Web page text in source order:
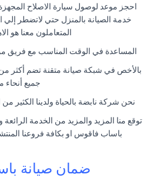
احجز موعد لوصول سيارة الاصلاح
خدمة الصيانة بالمنزل حتي لاتضطر
المتعاملون معنا هو
المساعدة في الوقت المناسب مع فريق
جميع أنحاء
نحن شركة نابضة بالحياة ولدينا الكثير من
توقع منا المزيد والمزيد من الخدمة
باساب فاقوس او بكافة فروعنا
ضمان صيانة